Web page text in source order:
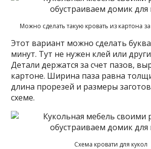
Можно сделать такую кровать из картона
Этот вариант можно сделать
минут. Тут не нужен клей или
Детали держатся за счет пазов,
картоне. Ширина паза равна
длина прорезей и размеры
схеме.
Схема кровати для кукол